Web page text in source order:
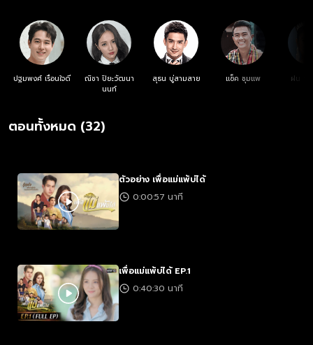
ปฐมพงศ์ เรือนใจดี
ณิชา ปิยะวัฒนา
นนท์
สุธน บู่สามสาย แซ็ค ชุมแพ ฝน ธ
ตอนทั้งหมด (32)
ตัวอย่าง เพื่อแม่แพ้บ่ได้
0:00:57 นาที
เพื่อแม่แพ้บ่ได้ EP.1
0:40:30 นาที